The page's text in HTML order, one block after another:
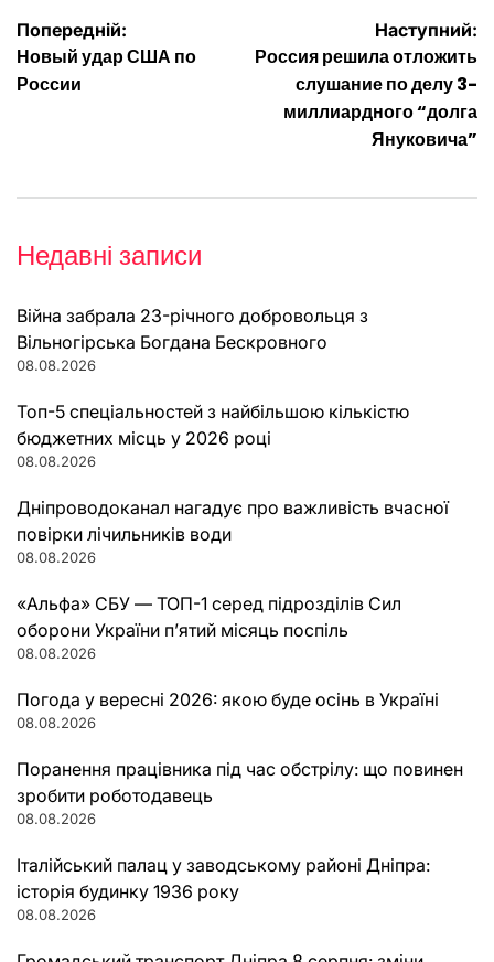
Навігація
записів
Попередній:
Новый удар США по
России
Наступний:
Россия решила отложить
слушание по делу 3-
миллиардного “долга
Януковича”
Недавні записи
Війна забрала 23-річного добровольця з
Вільногірська Богдана Бескровного
08.08.2026
Топ-5 спеціальностей з найбільшою кількістю
бюджетних місць у 2026 році
08.08.2026
Дніпроводоканал нагадує про важливість вчасної
повірки лічильників води
08.08.2026
«Альфа» СБУ — ТОП-1 серед підрозділів Сил
оборони України п’ятий місяць поспіль
08.08.2026
Погода у вересні 2026: якою буде осінь в Україні
08.08.2026
Поранення працівника під час обстрілу: що повинен
зробити роботодавець
08.08.2026
Італійський палац у заводському районі Дніпра:
історія будинку 1936 року
08.08.2026